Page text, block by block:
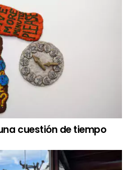
cuestión de tiempo